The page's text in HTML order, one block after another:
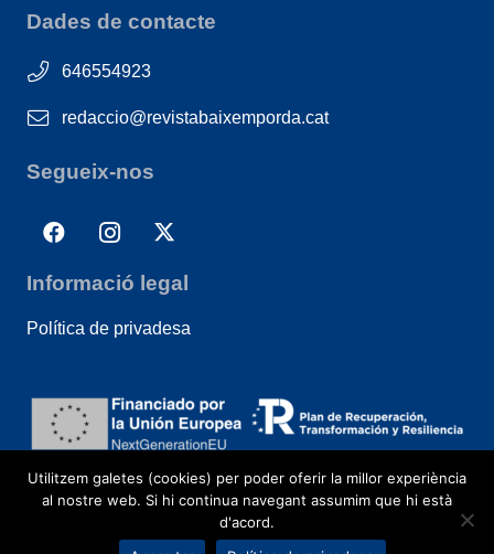
Dades de contacte
646554923
redaccio@revistabaixemporda.cat
Segueix-nos
Informació legal
Política de privadesa
Utilitzem galetes (cookies) per poder oferir la millor experiència
al nostre web. Si hi continua navegant assumim que hi està
d'acord.